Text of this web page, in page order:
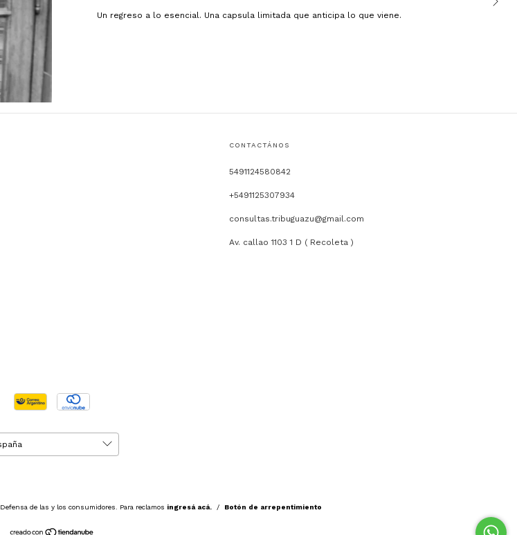
Un regreso a lo esencial. Una capsula limitada que anticipa lo que viene.
CONTACTÁNOS
5491124580842
+5491125307934
consultas.tribuguazu@gmail.com
Av. callao 1103 1 D ( Recoleta )
Defensa de las y los consumidores. Para reclamos ingresá acá. / Botón de arrepentimiento